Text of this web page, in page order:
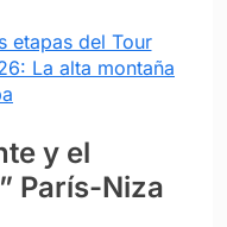
etapas del Tour
La alta montaña
y el
París-Niza